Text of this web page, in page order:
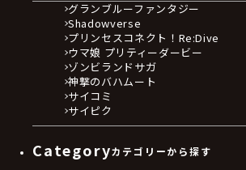
グランブルーファンタジー
Shadowverse
プリンセスコネクト！Re:Dive
ウマ娘 プリティーダービー
ゾンビランドサガ
神撃のバハムート
サイコミ
サイピク
Categoryカテゴリーから探す